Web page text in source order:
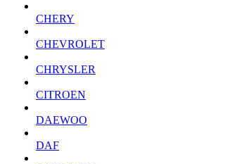
CHERY
CHEVROLET
CHRYSLER
CITROEN
DAEWOO
DAF